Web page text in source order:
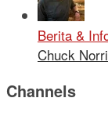
Berita &
Chuck
Channels